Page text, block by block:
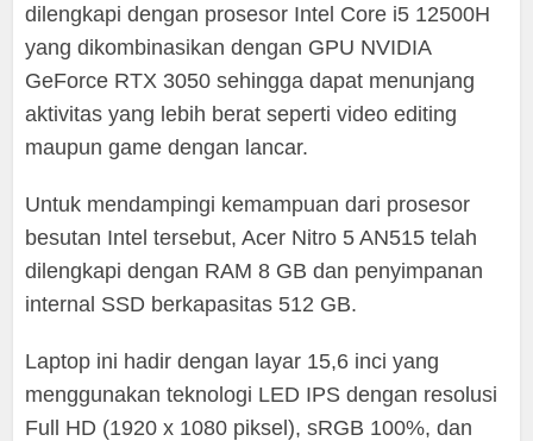
dilengkapi dengan prosesor Intel Core i5 12500H
yang dikombinasikan dengan GPU NVIDIA
GeForce RTX 3050 sehingga dapat menunjang
aktivitas yang lebih berat seperti video editing
maupun game dengan lancar.
Untuk mendampingi kemampuan dari prosesor
besutan Intel tersebut, Acer Nitro 5 AN515 telah
dilengkapi dengan RAM 8 GB dan penyimpanan
internal SSD berkapasitas 512 GB.
Laptop ini hadir dengan layar 15,6 inci yang
menggunakan teknologi LED IPS dengan resolusi
Full HD (1920 x 1080 piksel), sRGB 100%, dan